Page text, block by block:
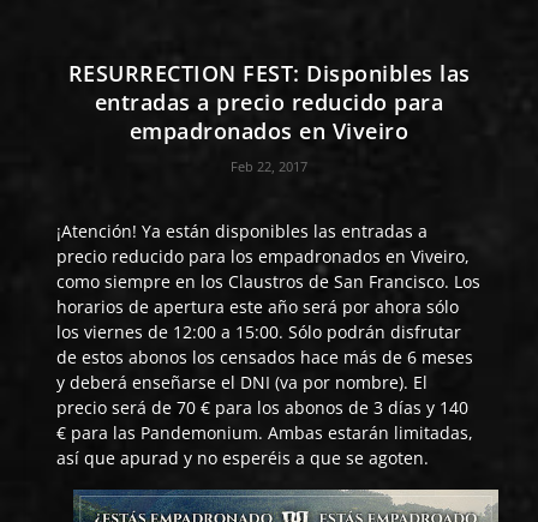
RESURRECTION FEST: Disponibles las
entradas a precio reducido para
empadronados en Viveiro
Feb 22, 2017
¡Atención! Ya están disponibles las entradas a
precio reducido para los empadronados en Viveiro,
como siempre en los Claustros de San Francisco. Los
horarios de apertura este año será por ahora sólo
los viernes de 12:00 a 15:00. Sólo podrán disfrutar
de estos abonos los censados hace más de 6 meses
y deberá enseñarse el DNI (va por nombre). El
precio será de 70 € para los abonos de 3 días y 140
€ para las Pandemonium. Ambas estarán limitadas,
así que apurad y no esperéis a que se agoten.